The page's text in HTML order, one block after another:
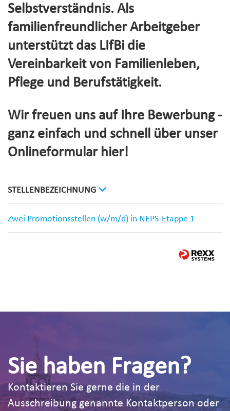
Selbstverständnis. Als
familienfreundlicher Arbeitgeber
unterstützt das LIfBi die
Vereinbarkeit von Familienleben,
Pflege und Berufstätigkeit.
Wir freuen uns auf Ihre Bewerbung -
ganz einfach und schnell über unser
Onlineformular hier!
STELLENBEZEICHNUNG
Zwei Promotionsstellen (w/m/d) in NEPS-Etappe 1
Sie haben Fragen?
Kontaktieren Sie gerne die in der
Ausschreibung genannte Kontaktperson oder